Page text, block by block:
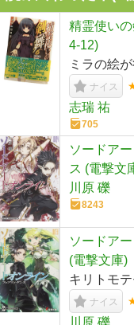
精霊使い
4-12)
ミラの絵
ナイス
志瑞 祐
705
ソードア
ス (電撃文
川原 礫
8243
ソードア
(電撃文庫)
キリトモ
ナイス
川原 礫